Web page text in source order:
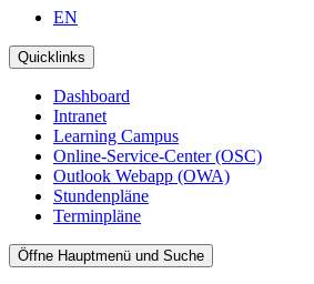
EN
Quicklinks
Dashboard
Intranet
Learning Campus
Online-Service-Center (OSC)
Outlook Webapp (OWA)
Stundenpläne
Terminpläne
Öffne Hauptmenü und Suche